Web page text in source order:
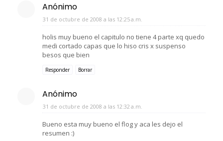
Anónimo
31 de octubre de 2008 a las 12:25 a.m.
holis muy bueno el capitulo no tiene 4 parte xq quedo
medi cortado capas que lo hiso cris x suspenso
besos que bien
Responder Borrar
Anónimo
31 de octubre de 2008 a las 12:32 a.m.
Bueno esta muy bueno el flog y aca les dejo el
resumen :)